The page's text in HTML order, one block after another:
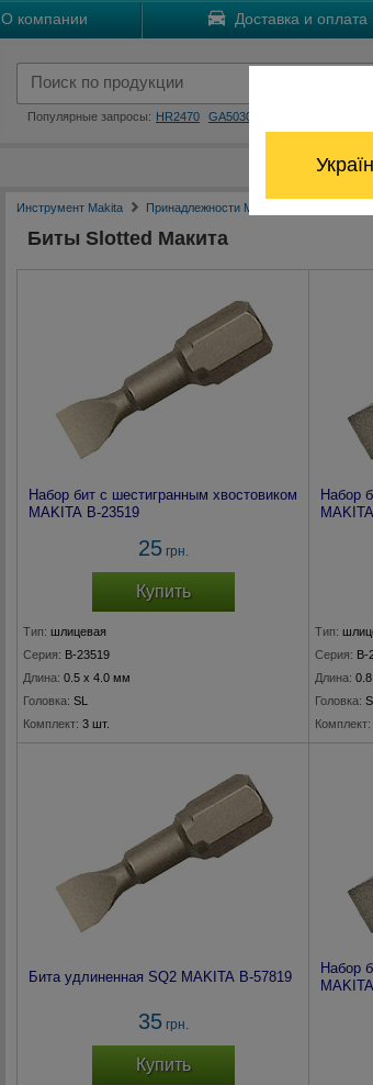
О компании Доставка и оплата
Популярные запросы: HR2470 GA5030
Инструмент Makita Принадлежности Макита
Биты Slotted Макита
Набор бит с шестигранным хвостовиком
MAKITA B-23519
25грн.
Купить
Тип: шлицевая
Серия: B-23519
Длина: 0.5 x 4.0 мм
Головка: SL
Комплект: 3 шт.
Набор
Тип:
Серия: B-
Длина:
Головка:
Комплект:
Бита удлиненная SQ2 MAKITA B-57819
35грн.
Купить
Набор